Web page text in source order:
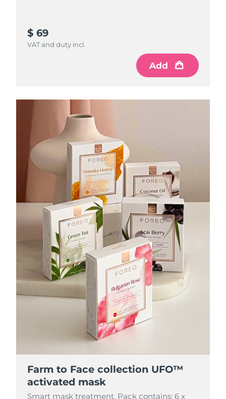
$ 69
VAT and duty incl.
Add
Farm to Face collection UFO™
activated mask
Smart mask treatment. Pack contains: 6 x
Farm to Face collection UFO™
activated mask
Smart mask treatment. Pack contains: 6 x